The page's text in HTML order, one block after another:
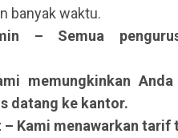
banyak waktu.
– Semua
memungkinkan
datang ke kantor.
– Kami menawarkan tarif